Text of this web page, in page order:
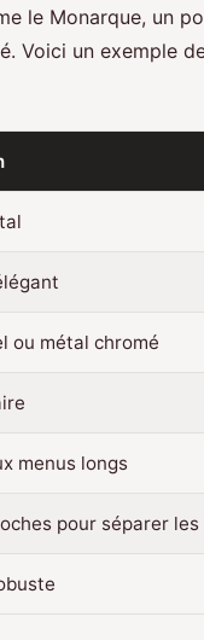
le Monarque, un
Voici un exemple
ou métal chromé
menus longs
pour séparer